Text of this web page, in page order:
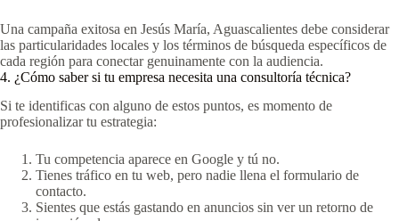
Una campaña exitosa en Jesús María, Aguascalientes debe considerar
las particularidades locales y los términos de búsqueda específicos de
cada región para conectar genuinamente con la audiencia.
4. ¿Cómo saber si tu empresa necesita una consultoría técnica?
Si te identificas con alguno de estos puntos, es momento de
profesionalizar tu estrategia:
Tu competencia aparece en Google y tú no.
Tienes tráfico en tu web, pero nadie llena el formulario de
contacto.
Sientes que estás gastando en anuncios sin ver un retorno de